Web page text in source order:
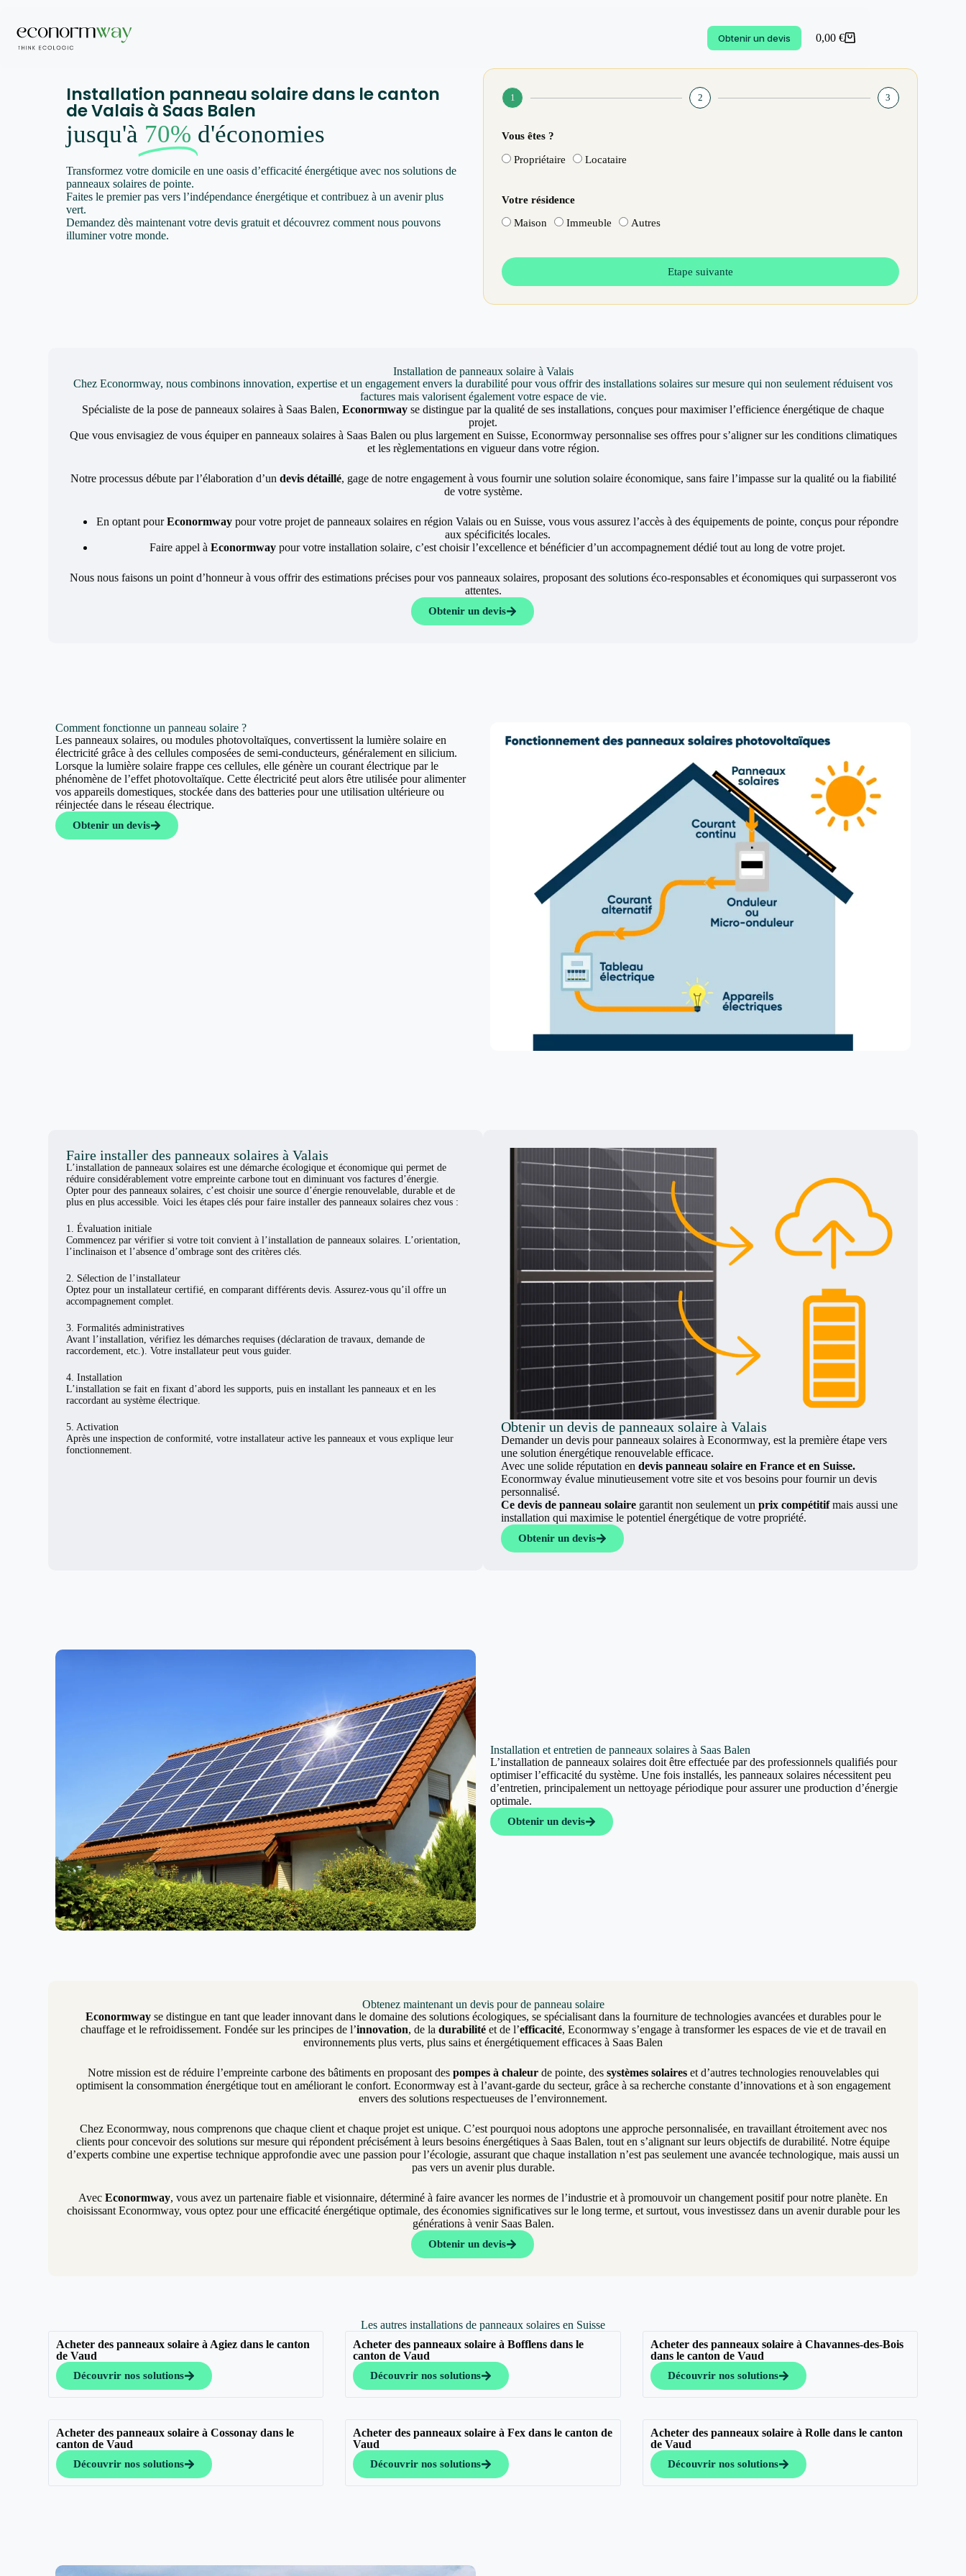
Obtenir un devis 0,00 €
Installation panneau solaire dans le canton
de Valais à Saas Balen
jusqu'à 70% d'économies
Transformez votre domicile en une oasis d’efficacité énergétique avec nos solutions de
panneaux solaires de pointe.
Faites le premier pas vers l’indépendance énergétique et contribuez à un avenir plus
vert.
Demandez dès maintenant votre devis gratuit et découvrez comment nous pouvons
illuminer votre monde.
1 2 3
Vous êtes ?
Propriétaire Locataire
Votre résidence
Maison Immeuble Autres
Etape suivante
Installation de panneaux solaire à Valais
Chez Econormway, nous combinons innovation, expertise et un engagement envers la durabilité pour vous offrir des installations solaires sur mesure qui non seulement réduisent vos
factures mais valorisent également votre espace de vie.
Spécialiste de la pose de panneaux solaires à Saas Balen, Econormway se distingue par la qualité de ses installations, conçues pour maximiser l’efficience énergétique de chaque
projet.
Que vous envisagiez de vous équiper en panneaux solaires à Saas Balen ou plus largement en Suisse, Econormway personnalise ses offres pour s’aligner sur les conditions climatiques
et les règlementations en vigueur dans votre région.
Notre processus débute par l’élaboration d’un devis détaillé, gage de notre engagement à vous fournir une solution solaire économique, sans faire l’impasse sur la qualité ou la fiabilité
de votre système.
En optant pourEconormway pour votre projet de panneaux solaires en région Valais ou en Suisse, vous vous assurez l’accès à des équipements de pointe, conçus pour répondre
aux spécificités locales.
Faire appel à Econormway pour votre installation solaire, c’est choisir l’excellence et bénéficier d’un accompagnement dédié tout au long de votre projet.
Nous nous faisons un point d’honneur à vous offrir des estimations précises pour vos panneaux solaires, proposant des solutions éco-responsables et économiques qui surpasseront vos
attentes.
Obtenir un devis
Comment fonctionne un panneau solaire ?
Les panneaux solaires, ou modules photovoltaïques, convertissent la lumière solaire en
électricité grâce à des cellules composées de semi-conducteurs, généralement en silicium.
Lorsque la lumière solaire frappe ces cellules, elle génère un courant électrique par le
phénomène de l’effet photovoltaïque. Cette électricité peut alors être utilisée pour alimenter
vos appareils domestiques, stockée dans des batteries pour une utilisation ultérieure ou
réinjectée dans le réseau électrique.
Obtenir un devis
Faire installer des panneaux solaires à Valais
L’installation de panneaux solaires est une démarche écologique et économique qui permet de
réduire considérablement votre empreinte carbone tout en diminuant vos factures d’énergie.
Opter pour des panneaux solaires, c’est choisir une source d’énergie renouvelable, durable et de
plus en plus accessible. Voici les étapes clés pour faire installer des panneaux solaires chez vous :
1. Évaluation initiale
Commencez par vérifier si votre toit convient à l’installation de panneaux solaires. L’orientation,
l’inclinaison et l’absence d’ombrage sont des critères clés.
2. Sélection de l’installateur
Optez pour un installateur certifié, en comparant différents devis. Assurez-vous qu’il offre un
accompagnement complet.
3. Formalités administratives
Avant l’installation, vérifiez les démarches requises (déclaration de travaux, demande de
raccordement, etc.). Votre installateur peut vous guider.
4. Installation
L’installation se fait en fixant d’abord les supports, puis en installant les panneaux et en les
raccordant au système électrique.
5. Activation
Après une inspection de conformité, votre installateur active les panneaux et vous explique leur
fonctionnement.
Obtenir un devis de panneaux solaire à Valais
Demander un devis pour panneaux solaires à Econormway, est la première étape vers
une solution énergétique renouvelable efficace.
Avec une solide réputation en devis panneau solaire en France et en Suisse.
Econormway évalue minutieusement votre site et vos besoins pour fournir un devis
personnalisé.
Ce devis de panneau solaire garantit non seulement un prix compétitifmais aussi une
installation qui maximise le potentiel énergétique de votre propriété.
Obtenir un devis
Installation et entretien de panneaux solaires à Saas Balen
L’installation de panneaux solaires doit être effectuée par des professionnels qualifiés pour
optimiser l’efficacité du système. Une fois installés, les panneaux solaires nécessitent peu
d’entretien, principalement un nettoyage périodique pour assurer une production d’énergie
optimale.
Obtenir un devis
Obtenez maintenant un devis pour de panneau solaire
Econormwayse distingue en tant que leader innovant dans le domaine des solutions écologiques, se spécialisant dans la fourniture de technologies avancées et durables pour le
chauffage et le refroidissement. Fondée sur les principes de l’innovation, de la durabilitéet de l’efficacité, Econormway s’engage à transformer les espaces de vie et de travail en
environnements plus verts, plus sains et énergétiquement efficaces à Saas Balen
Notre mission est de réduire l’empreinte carbone des bâtiments en proposant des pompes à chaleurde pointe, des systèmes solaireset d’autres technologies renouvelables qui
optimisent la consommation énergétique tout en améliorant le confort. Econormway est à l’avant-garde du secteur, grâce à sa recherche constante d’innovations et à son engagement
envers des solutions respectueuses de l’environnement.
Chez Econormway, nous comprenons que chaque client et chaque projet est unique. C’est pourquoi nous adoptons une approche personnalisée, en travaillant étroitement avec nos
clients pour concevoir des solutions sur mesure qui répondent précisément à leurs besoins énergétiques à Saas Balen, tout en s’alignant sur leurs objectifs de durabilité. Notre équipe
d’experts combine une expertise technique approfondie avec une passion pour l’écologie, assurant que chaque installation n’est pas seulement une avancée technologique, mais aussi un
pas vers un avenir plus durable.
Avec Econormway, vous avez un partenaire fiable et visionnaire, déterminé à faire avancer les normes de l’industrie et à promouvoir un changement positif pour notre planète. En
choisissant Econormway, vous optez pour une efficacité énergétique optimale, des économies significatives sur le long terme, et surtout, vous investissez dans un avenir durable pour les
générations à venir Saas Balen.
Obtenir un devis
Les autres installations de panneaux solaires en Suisse
Acheter des panneaux solaire à Agiez dans le canton
de Vaud
Découvrir nos solutions
Acheter des panneaux solaire à Bofflens dans le
canton de Vaud
Découvrir nos solutions
Acheter des panneaux solaire à Chavannes-des-Bois
dans le canton de Vaud
Découvrir nos solutions
Acheter des panneaux solaire à Cossonay dans le
canton de Vaud
Découvrir nos solutions
Acheter des panneaux solaire à Fex dans le canton de
Vaud
Découvrir nos solutions
Acheter des panneaux solaire à Rolle dans le canton
de Vaud
Découvrir nos solutions